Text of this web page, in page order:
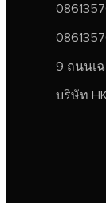
9 ถนนเฉ
บริษัท